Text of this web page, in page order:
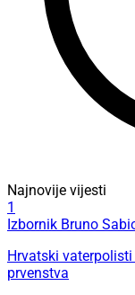
Najnovije vijesti
1
Izbornik Bruno
Hrvatski
prvenstva